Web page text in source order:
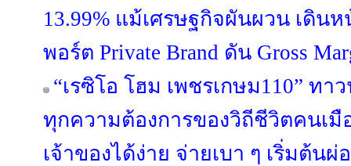
13.99% แม้เศรษฐกิจผันผวน เดิน
พอร์ต Private Brand ดัน Gross
“เรซิโอ โฮม เพชรเกษม110” ท
ทุกความต้องการของวิถีชีวิตคนเมื
เจ้าของได้ง่าย จ่ายเบา ๆ เริ่มต้น